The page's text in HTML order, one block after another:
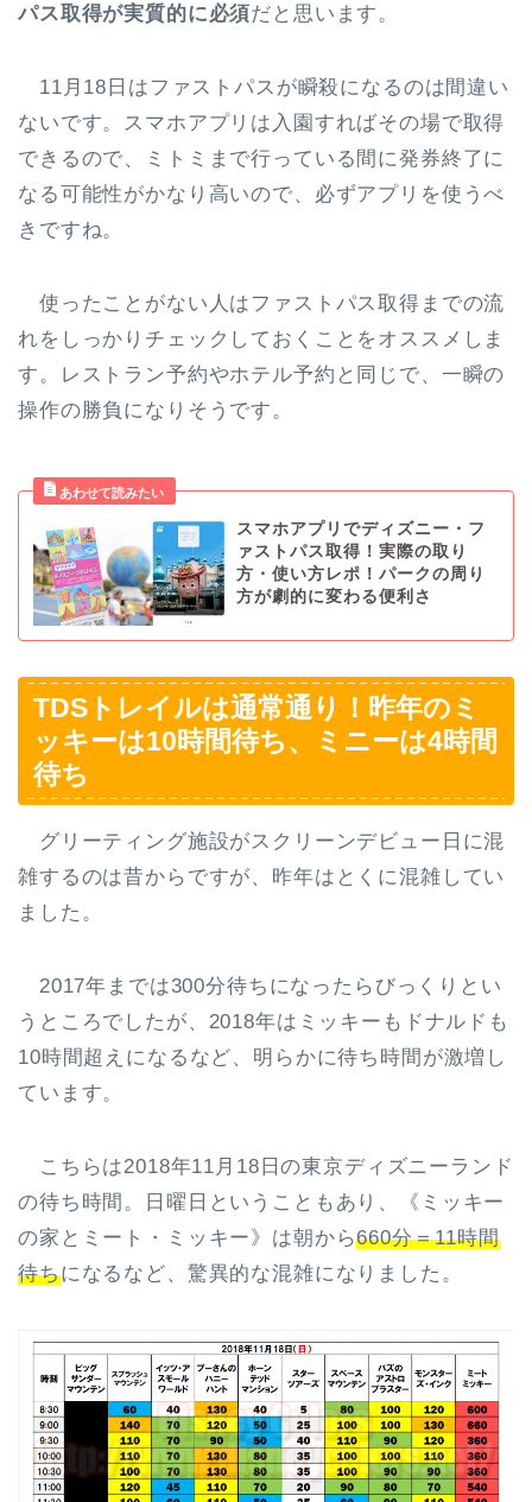
パス取得が実質的に必須だと思います。
11月18日はファストパスが瞬殺になるのは間違い
ないです。スマホアプリは入園すればその場で取得
できるので、ミトミまで行っている間に発券終了に
なる可能性がかなり高いので、必ずアプリを使うべ
きですね。
使ったことがない人はファストパス取得までの流
れをしっかりチェックしておくことをオススメしま
す。レストラン予約やホテル予約と同じで、一瞬の
操作の勝負になりそうです。
スマホアプリでディズニー・フ
ァストパス取得！実際の取り
方・使い方レポ！パークの周り
方が劇的に変わる便利さ
TDSトレイルは通常通り！昨年のミ
ッキーは10時間待ち、ミニーは4時間
待ち
グリーティング施設がスクリーンデビュー日に混
雑するのは昔からですが、昨年はとくに混雑してい
ました。
2017年までは300分待ちになったらびっくりとい
うところでしたが、2018年はミッキーもドナルドも
10時間超えになるなど、明らかに待ち時間が激増し
ています。
こちらは2018年11月18日の東京ディズニーランド
の待ち時間。日曜日ということもあり、《ミッキー
の家とミート・ミッキー》は朝から660分＝11時間
待ちになるなど、驚異的な混雑になりました。